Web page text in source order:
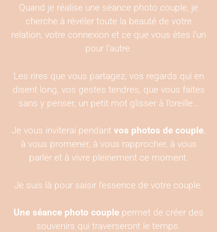
Quand je réalise une séance photo couple, je
cherche à révéler toute la beauté de votre
relation, votre connexion et ce que vous êtes l’un
pour l’autre.
Les rires que vous partagez, vos regards qui en
disent long, vos gestes tendres, que vous faites
sans y penser, un petit mot glisser à l’oreille…
Je vous inviterai pendant vos photos de couple,
à vous promener, à vous rapprocher, à vous
parler et à vivre pleinement ce moment.
Je suis là pour saisir l’essence de votre couple.
Une séance photo couple permet de créer des
souvenirs qui traverseront le temps.